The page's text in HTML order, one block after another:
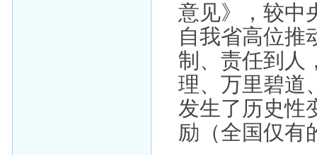
意见》，较中
自我省高位推
制、责任到人
理、万里碧道
发生了历史性
励（全国仅有